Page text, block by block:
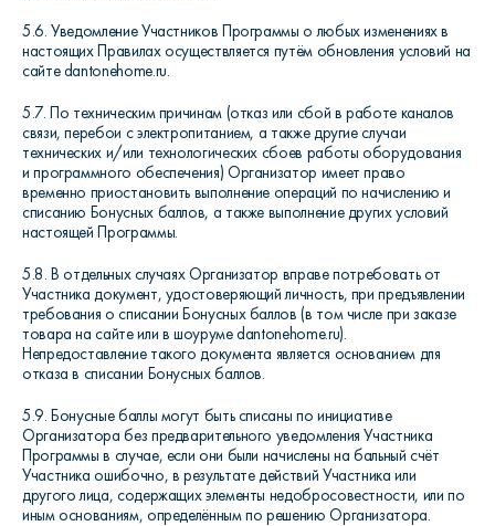
5.6. Уведомление Участников Программы о любых изменениях в
настоящих Правилах осуществляется путём обновления условий на
сайте dantonehome.ru.
5.7. По техническим причинам (отказ или сбой в работе каналов
связи, перебои с электропитанием, а также другие случаи
технических и/или технологических сбоев работы оборудования
и программного обеспечения) Организатор имеет право
временно приостановить выполнение операций по начислению и
списанию Бонусных баллов, а также выполнение других условий
настоящей Программы.
5.8. В отдельных случаях Организатор вправе потребовать от
Участника документ, удостоверяющий личность, при предъявлении
требования о списании Бонусных баллов (в том числе при заказе
товара на сайте или в шоуруме dantonehome.ru).
Непредоставление такого документа является основанием для
отказа в списании Бонусных баллов.
5.9. Бонусные баллы могут быть списаны по инициативе
Организатора без предварительного уведомления Участника
Программы в случае, если они были начислены на бальный счёт
Участника ошибочно, в результате действий Участника или
другого лица, содержащих элементы недобросовестности, или по
иным основаниям, определённым по решению Организатора.